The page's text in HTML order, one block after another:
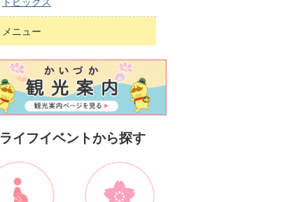
メニュー
ライフイベントから探す